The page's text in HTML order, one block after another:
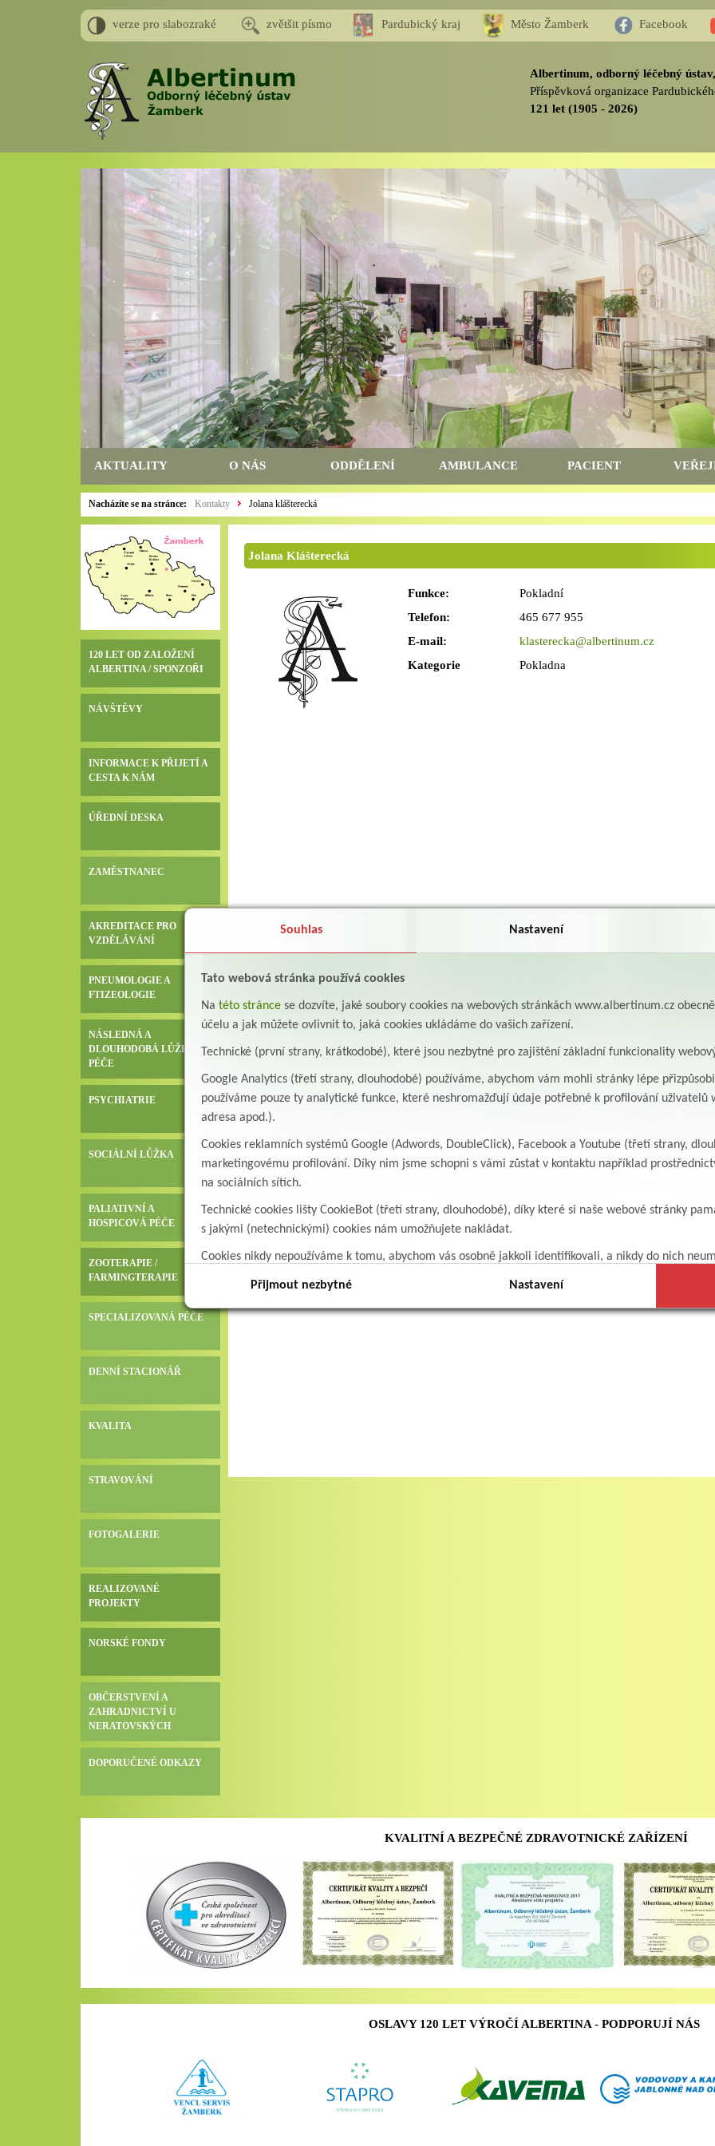
verze pro slabozraké zvětšit písmo Pardubický kraj Město Žamberk Facebook
Albertinum, odborný léčebný
Příspěvková organizace
121 let (1905 - 2026)
AKTUALITY O NÁS ODDĚLENÍ AMBULANCE PACIENT
Nacházíte se na stránce: Kontakty Jolana klášterecká
120 LET OD ZALOŽENÍ
ALBERTINA / SPONZOŘI
NÁVŠTĚVY
INFORMACE K PŘIJETÍ A
CESTA K NÁM
ÚŘEDNÍ DESKA
ZAMĚSTNANEC
AKREDITACE PRO
VZDĚLÁVÁNÍ
PNEUMOLOGIE A
FTIZEOLOGIE
NÁSLEDNÁ A
DLOUHODOBÁ LŮŽKOVÁ
PÉČE
PSYCHIATRIE
SOCIÁLNÍ LŮŽKA
PALIATIVNÍ A
HOSPICOVÁ PÉČE
ZOOTERAPIE /
FARMINGTERAPIE
SPECIALIZOVANÁ PÉČE
DENNÍ STACIONÁŘ
KVALITA
STRAVOVÁNÍ
FOTOGALERIE
REALIZOVANÉ
PROJEKTY
NORSKÉ FONDY
OBČERSTVENÍ A
ZAHRADNICTVÍ U
NERATOVSKÝCH
DOPORUČENÉ ODKAZY
Jolana Klášterecká
Funkce:
Pokladní
Telefon:
465 677 955
E-mail:
klasterecka@albertinum.cz
Kategorie
Pokladna
KVALITNÍ A BEZPEČNÉ ZDRAVOTNICKÉ ZAŘÍZENÍ
OSLAVY 120 LET VÝROČÍ ALBERTINA - PODPORUJÍ NÁS
Souhlas Nastavení
Tato webová stránka používá cookies
Na této stránce se dozvíte, jaké soubory cookies na webových stránkách www.albertinum.cz
účelu a jak můžete ovlivnit to, jaká cookies ukládáme do vašich zařízení.
Technické (první strany, krátkodobé), které jsou nezbytné pro zajištění základní funkcionality
Google Analytics (třetí strany, dlouhodobé) používáme, abychom vám mohli stránky lépe
používáme pouze ty analytické funkce, které neshromažďují údaje potřebné k profilování uživatelů
adresa apod.).
Cookies reklamních systémů Google (Adwords, DoubleClick), Facebook a Youtube (třetí strany,
marketingovému profilování. Díky nim jsme schopni s vámi zůstat v kontaktu například
na sociálních sítích.
Technické cookies lišty CookieBot (třetí strany, dlouhodobé), díky které si naše webové stránky
s jakými (netechnickými) cookies nám umožňujete nakládat.
Cookies nikdy nepoužíváme k tomu, abychom vás osobně jakkoli identifikovali, a nikdy do nich
Přijmout nezbytné Nastavení